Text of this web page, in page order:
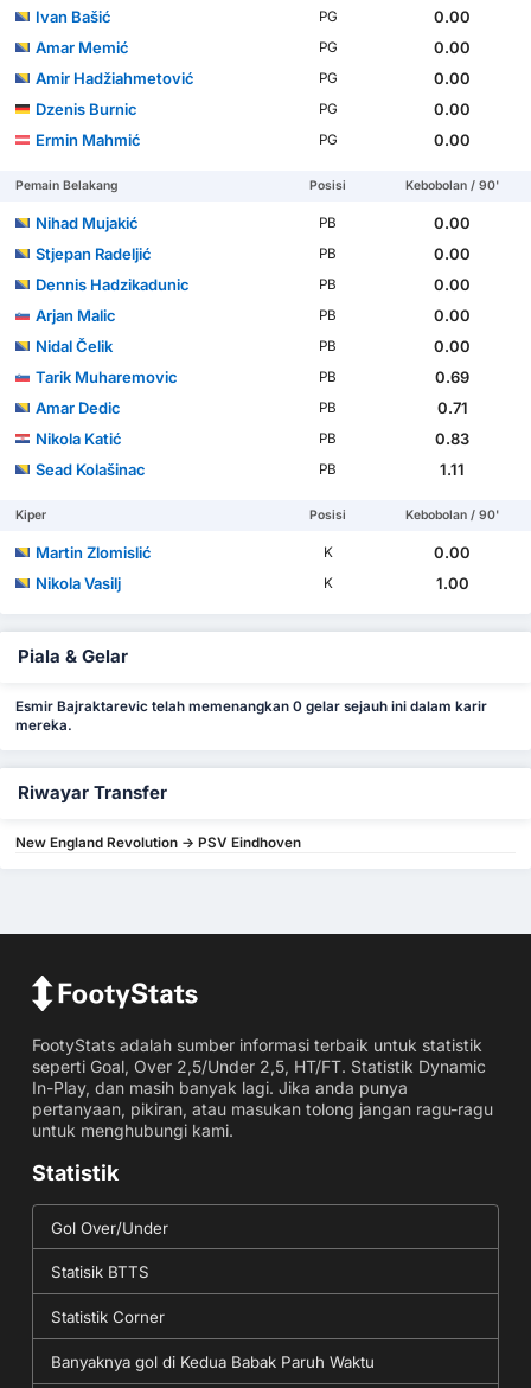
Ivan Bašić
PG
0.00
Amar Memić
PG
0.00
Amir Hadžiahmetović
PG
0.00
Dzenis Burnic
PG
0.00
Ermin Mahmić
PG 0.00
Pemain Belakang Posisi Kebobolan / 90'
Nihad Mujakić PB
0.00
Stjepan Radeljić
PB
0.00
Dennis Hadzikadunic
PB
0.00
Arjan Malic
PB
0.00
Nidal Čelik
PB
0.00
Tarik Muharemovic
PB
0.69
Amar Dedic
PB
0.71
Nikola Katić
PB
0.83
Sead Kolašinac
PB 1.11
Kiper Posisi Kebobolan / 90'
Martin Zlomislić K
0.00
Nikola Vasilj
K 1.00
Piala & Gelar
Esmir Bajraktarevic telah memenangkan 0 gelar sejauh ini dalam karir
mereka.
Riwayar Transfer
New England Revolution -> PSV Eindhoven
FootyStats adalah sumber informasi terbaik untuk statistik
seperti Goal, Over 2,5/Under 2,5, HT/FT. Statistik Dynamic
In-Play, dan masih banyak lagi. Jika anda punya
pertanyaan, pikiran, atau masukan tolong jangan ragu-ragu
untuk menghubungi kami.
Statistik
Gol Over/Under
Statisik BTTS
Statistik Corner
Banyaknya gol di Kedua Babak Paruh Waktu